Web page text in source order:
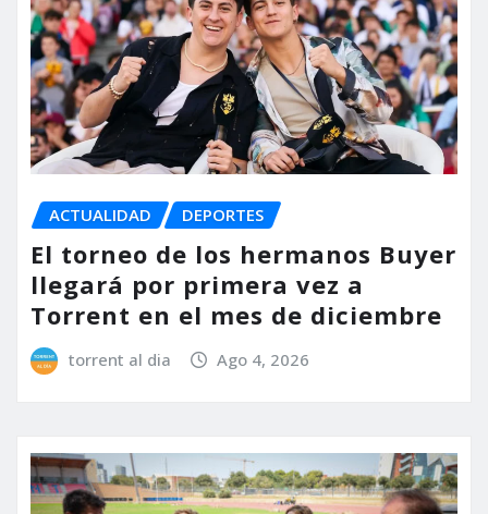
ACTUALIDAD DEPORTES
El torneo de los hermanos Buyer
llegará por primera vez a
Torrent en el mes de diciembre
torrent al dia Ago 4, 2026